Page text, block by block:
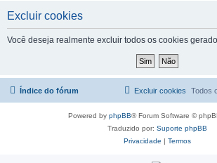
Excluir cookies
Você deseja realmente excluir todos os cookies
Índice do fórum Todos
Excluir cookies
Powered by phpBB® Forum Software ©
Traduzido por: Suporte phpBB
Privacidade | Termos